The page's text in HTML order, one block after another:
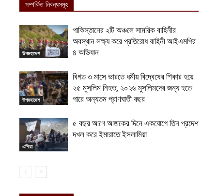
সম্পর্কিত নিবন্ধসমূহ
উপমহাদেশ
পাকিস্তানের ২টি অঞ্চলে সামরিক বাহিনীর
অবস্থান লক্ষ্য করে প্রতিরোধ বাহিনী আইএমপির
৪ অভিযান
উপমহাদেশ
বিগত ৩ মাসে ভারতে ধর্মীয় বিদ্বেষের শিকার হয়ে
২৫ মুসলিম নিহত, ২০২৬ মুসলিমদের জন্য হতে
পারে অন্যতম প্রাণঘাতী বছর
এশিয়া
৫ বছর আগে আজকের দিনে একযোগে তিন প্রদেশ
দখল করে ইমারাতে ইসলামিয়া